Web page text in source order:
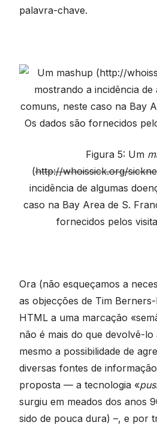
palavra-chave.
Figura 5: Um
(http://whoissick.org/
incidência de algumas
caso na Bay Area de S.
fornecidos pelos
Ora (não esqueçamos a
as objecções de Tim
HTML a uma marcação
não é mais do que devolvê-lo
mesmo a possibilidade de
diversas fontes de
proposta — a tecnologia «
surgiu em meados dos anos
sido de pouca dura) –, e por